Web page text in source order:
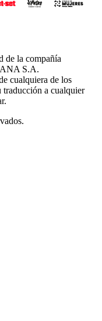
de la compañía
S.A.
cualquiera de los
traducción a cualquier